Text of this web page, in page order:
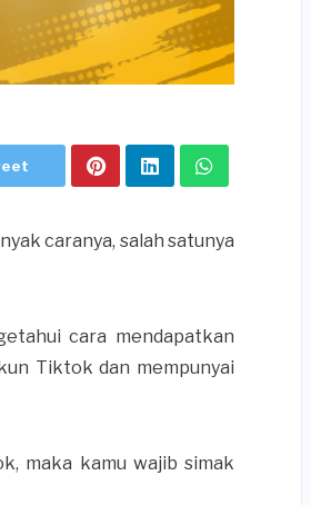
caranya, salah satunya
cara mendapatkan
Tiktok dan mempunyai
maka kamu wajib simak